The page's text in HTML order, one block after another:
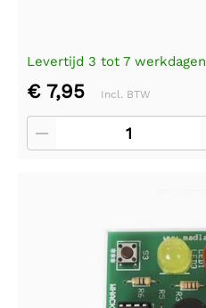
Levertijd 3 tot 7 werkdagen
€ 7,95 Incl. BTW